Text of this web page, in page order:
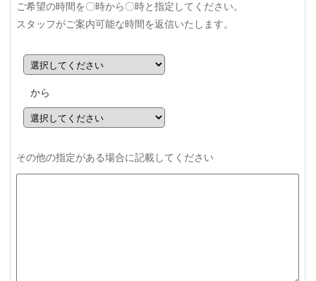
ご希望の時間を〇時から〇時と指定してください。
スタッフがご案内可能な時間を返信いたします。
から
その他の指定がある場合に記載してください